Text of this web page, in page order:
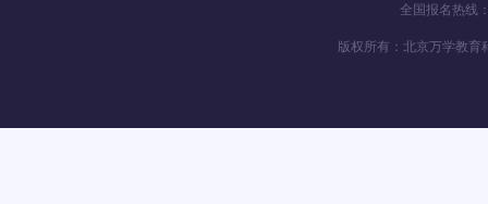
全国报名热
版权所有：北京万学教